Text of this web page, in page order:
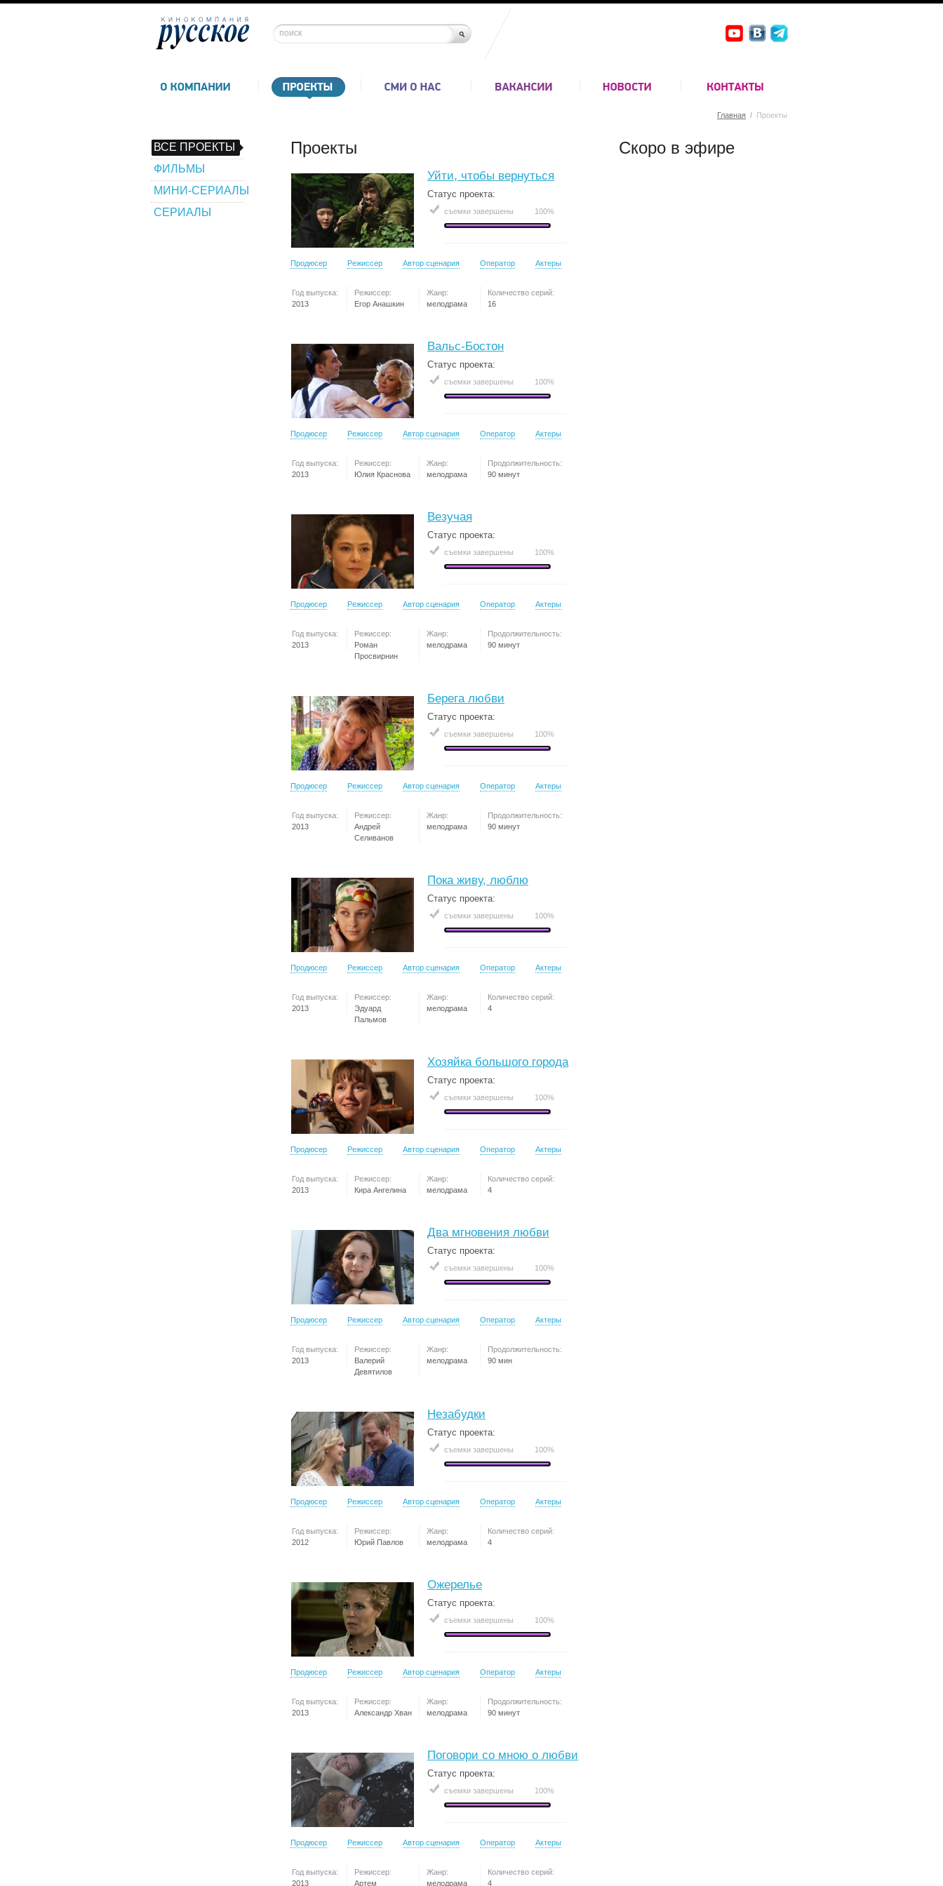
Главная / Проекты
ВСЕ ПРОЕКТЫ
ФИЛЬМЫ
МИНИ-СЕРИАЛЫ
СЕРИАЛЫ
Проекты
Уйти, чтобы вернуться
Статус проекта:
съемки завершены 100%
Продюсер Режиссер Автор сценария Оператор Актеры
Год выпуска:
2013
Режиссер:
Егор Анашкин
Жанр:
мелодрама
Количество серий:
16
Вальс-Бостон
Статус проекта:
съемки завершены 100%
Продюсер Режиссер Автор сценария Оператор Актеры
Год выпуска:
2013
Режиссер:
Юлия Краснова
Жанр:
мелодрама
Продолжительность:
90 минут
Везучая
Статус проекта:
съемки завершены 100%
Продюсер Режиссер Автор сценария Оператор Актеры
Год выпуска:
2013
Режиссер:
Роман
Просвирнин
Жанр:
мелодрама
Продолжительность:
90 минут
Берега любви
Статус проекта:
съемки завершены 100%
Продюсер Режиссер Автор сценария Оператор Актеры
Год выпуска:
2013
Режиссер:
Андрей
Селиванов
Жанр:
мелодрама
Продолжительность:
90 минут
Пока живу, люблю
Статус проекта:
съемки завершены 100%
Продюсер Режиссер Автор сценария Оператор Актеры
Год выпуска:
2013
Режиссер:
Эдуард
Пальмов
Жанр:
мелодрама
Количество серий:
4
Хозяйка большого города
Статус проекта:
съемки завершены 100%
Продюсер Режиссер Автор сценария Оператор Актеры
Год выпуска:
2013
Режиссер:
Кира Ангелина
Жанр:
мелодрама
Количество серий:
4
Два мгновения любви
Статус проекта:
съемки завершены 100%
Продюсер Режиссер Автор сценария Оператор Актеры
Год выпуска:
2013
Режиссер:
Валерий
Девятилов
Жанр:
мелодрама
Продолжительность:
90 мин
Незабудки
Статус проекта:
съемки завершены 100%
Продюсер Режиссер Автор сценария Оператор Актеры
Год выпуска:
2012
Режиссер:
Юрий Павлов
Жанр:
мелодрама
Количество серий:
4
Ожерелье
Статус проекта:
съемки завершены 100%
Продюсер Режиссер Автор сценария Оператор Актеры
Год выпуска:
2013
Режиссер:
Александр Хван
Жанр:
мелодрама
Продолжительность:
90 минут
Поговори со мною о любви
Статус проекта:
съемки завершены 100%
Продюсер Режиссер Автор сценария Оператор Актеры
Год выпуска:
2013
Режиссер:
Артем
Жанр:
мелодрама
Количество серий:
4
Скоро в эфире